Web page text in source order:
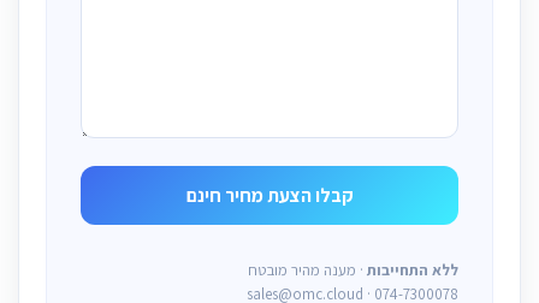
ללא התחייבות · מענה מהיר מובטח
sales@omc.cloud · 074-7300078